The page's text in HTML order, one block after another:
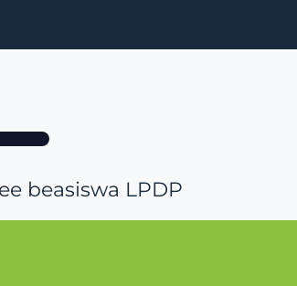
beasiswa LPDP